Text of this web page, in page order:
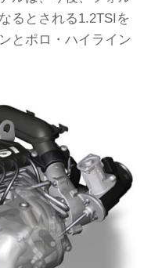
るとされる1.2TSIを
とポロ・ハイライン